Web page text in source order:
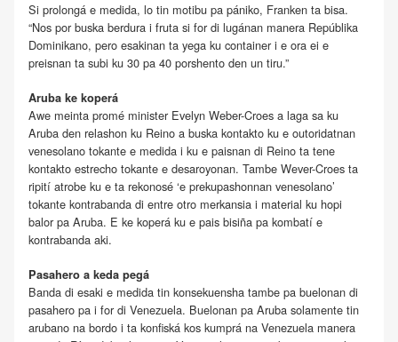
Si prolongá e medida, lo tin motibu pa pániko, Franken ta bisa.
“Nos por buska berdura i fruta si for di lugánan manera Repúblika
Dominikano, pero esakinan ta yega ku container i e ora ei e
preisnan ta subi ku 30 pa 40 porshento den un tiru.”
Aruba ke koperá
Awe meinta promé minister Evelyn Weber-Croes a laga sa ku
Aruba den relashon ku Reino a buska kontakto ku e outoridatnan
venesolano tokante e medida i ku e paisnan di Reino ta tene
kontakto estrecho tokante e desaroyonan. Tambe Wever-Croes ta
ripití atrobe ku e ta rekonosé ‘e prekupashonnan venesolano’
tokante kontrabanda di entre otro merkansia i material ku hopi
balor pa Aruba. E ke koperá ku e pais bisiña pa kombatí e
kontrabanda aki.
Pasahero a keda pegá
Banda di esaki e medida tin konsekuensha tambe pa buelonan di
pasahero pa i for di Venezuela. Buelonan pa Aruba solamente tin
arubano na bordo i ta konfiská kos kumprá na Venezuela manera